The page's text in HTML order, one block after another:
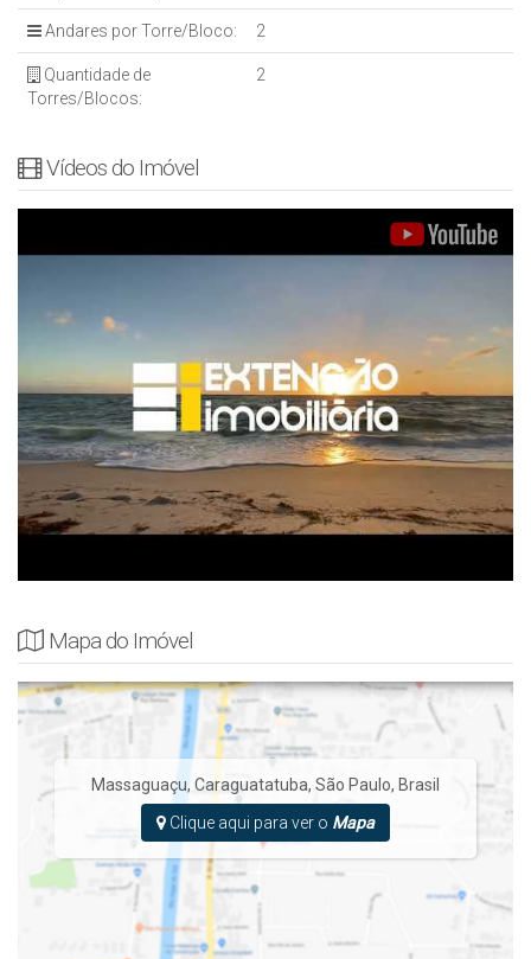
Andares por Torre/Bloco: 2
Quantidade de
Torres/Blocos:
2
Vídeos do Imóvel
Mapa do Imóvel
Massaguaçu, Caraguatatuba, São Paulo, Brasil
Clique aqui para ver o Mapa